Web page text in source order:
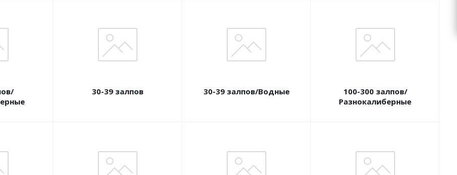
30-39 залпов 30-39 залпов/Водные
100-300 залпов/
Разнокалиберные